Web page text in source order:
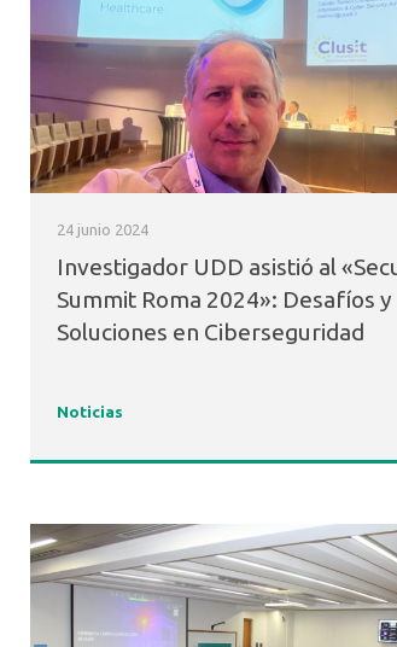
24 junio 2024
Investigador UDD asistió al
Summit Roma 2024»: Desafíos y
Soluciones en Ciberseguridad
Noticias